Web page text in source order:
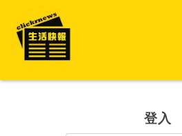
登入